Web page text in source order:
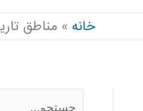
خانه
مناطق